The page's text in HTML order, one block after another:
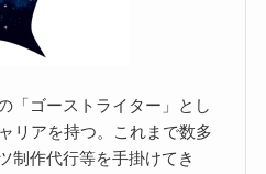
「ゴーストライター」とし
リアを持つ。これまで数多
制作代行等を手掛けてき